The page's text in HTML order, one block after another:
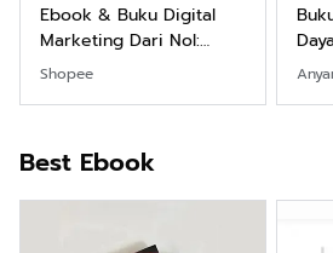
Ebook & Buku Digital
Marketing Dari Nol:
Fondasi & Mindset untuk
Pemula
Shopee
Best Ebook